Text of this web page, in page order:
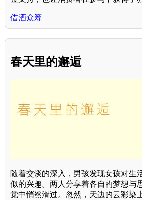
借酒众筹
春天里的邂逅
随着交谈的深入，男孩发现女孩对生
似的兴趣。两人分享着各自的梦想与
觉中悄然滑过。忽然，天边的云彩染